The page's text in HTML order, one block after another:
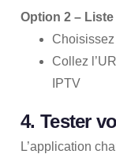
Option 2 – Liste
Collez
IPTV
4. Tester
L’application